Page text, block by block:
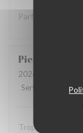
Parfait comme
Pierre
2026-07-05
-
Servizio
Trop bruyant